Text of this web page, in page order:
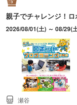
親子でチャレンジ！ロ
2026/08/01(土) ～ 08/29(
瀬谷